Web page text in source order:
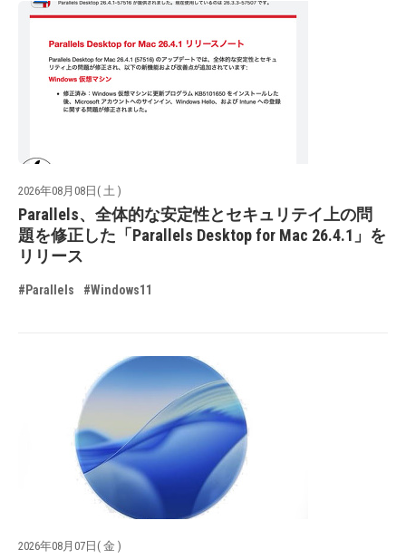
2026年08月08日( 土 )
Parallels、全体的な安定性とセキュリテイ上の問
題を修正した「Parallels Desktop for Mac 26.4.1」を
リリース
#Parallels #Windows11
2026年08月07日( 金 )